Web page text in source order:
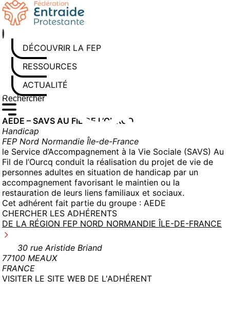
Aller
au
contenu
DÉCOUVRIR LA FEP
RESSOURCES
ACTUALITÉS
Rechercher sur le site
Saisissez au moins 3 caractères pour lancer la recherche
AEDE – SAVS AU FIL DE L’OURCQ
Handicap
FEP Nord Normandie Île-de-France
le Service d’Accompagnement à la Vie Sociale (SAVS) Au
Fil de l’Ourcq conduit la réalisation du projet de vie de
personnes adultes en situation de handicap par un
accompagnement favorisant le maintien ou la
restauration de leurs liens familiaux et sociaux.
Cet adhérent fait partie du groupe : AEDE
CHERCHER LES ADHÉRENTS
DE LA RÉGION FEP NORD NORMANDIE ÎLE-DE-FRANCE
30 rue Aristide Briand
77100 MEAUX
FRANCE
VISITER LE SITE WEB DE L'ADHÉRENT(NOUVELLE